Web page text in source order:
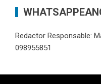
Redactor Responsable:
098955851